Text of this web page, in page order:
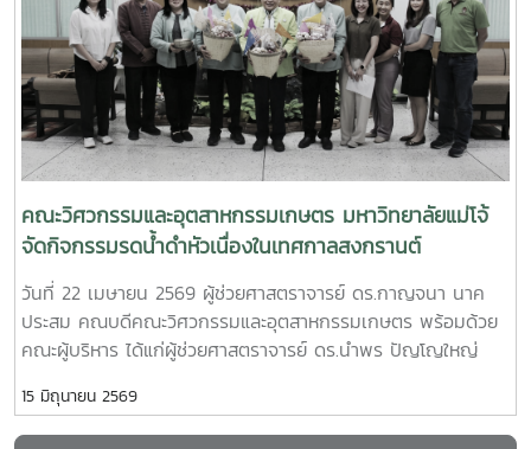
บุคลากรจากทั้งสองหน่วยงานร่วมเป็นสักขีพยานในพิธี พร้อม
ด้วย ผู้ช่วยศาสตราจารย์ ดร.กนกวรรณ ตาลดี รองคณบดีฝ่าย
วิชาการและการต่างประเทศ ผู้ช่วยศาสตราจารย์ ดร.ศรัญญา
สุวรรณอังกูร และ อาจารย์ ดร.ตรีทิพย์ ชื่นสันต์ความร่วมมือครั้ง
นี้มุ่งเน้นการส่งเสริมและสนับสนุนการพัฒนาศักยภาพนักศึกษา
ผ่านการฝึกประสบการณ์วิชาชีพในสถานประกอบการจริง เปิด
โอกาสให้นักศึกษาได้เรียนรู้จากกระบวนการทำงานในภาค
อุตสาหกรรม และพัฒนาทักษะให้สอดคล้องกับความต้องการของ
ตลาดแรงงานภายหลังพิธีลงนาม คณะผู้บริหารและผู้แทนจาก
และ Robotics & Micro Food Factory ซึ่งเป็นแหล่งเรียนรู้ด้าน
เทคโนโลยีแขนกลและระบบอัตโนมัติในอุตสาหกรรมอาหาร โดยมี
อาจารย์ ดร.ชวกร ศรีเงินยวง เป็นผู้นำเสนอและให้ข้อมูลเกี่ยวกับ
การเรียนการสอน งานวิจัย และการประยุกต์ใช้เทคโนโลยีดังกล่าว
ในภาคอุตสาหกรรมนอกจากนี้ ความร่วมมือยังครอบคลุมถึงการ
พัฒนาทักษะ การถ่ายทอดองค์ความรู้ การคัดเลือกนักศึกษาเข้า
คณะวิศวกรรมและอุตสาหกรรมเกษตร มหาวิทยาลัยแม่โจ้
จัดกิจกรรมรดน้ำดำหัวเนื่องในเทศกาลสงกรานต์
วันที่ 22 เมษายน 2569 ผู้ช่วยศาสตราจารย์ ดร.กาญจนา นาค
ประสม คณบดีคณะวิศวกรรมและอุตสาหกรรมเกษตร พร้อมด้วย
คณะผู้บริหาร ได้แก่ผู้ช่วยศาสตราจารย์ ดร.นำพร ปัญโญใหญ่
ศาสตราจารย์ ดร.กนกวรรณ ตาลดี รองคณบดีฝ่ายวิชาการและ
การต่างประเทศ ผู้ช่วยศาสตราจารย์ ดร.แพรวพรรณ จอมงาม ผู้
15 มิถุนายน 2569